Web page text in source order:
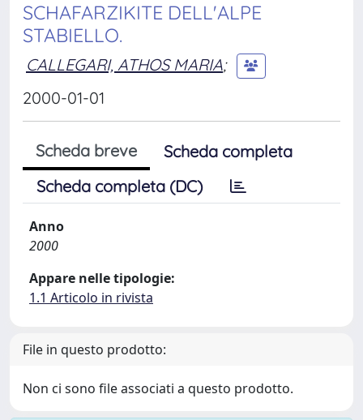
SCHAFARZIKITE DELL'ALPE
STABIELLO.
CALLEGARI, ATHOS MARIA;
2000-01-01
Scheda breve
Scheda completa
Scheda completa (DC)
Anno
2000
Appare nelle tipologie:
1.1 Articolo in rivista
File in questo prodotto:
Non ci sono file associati a questo prodotto.